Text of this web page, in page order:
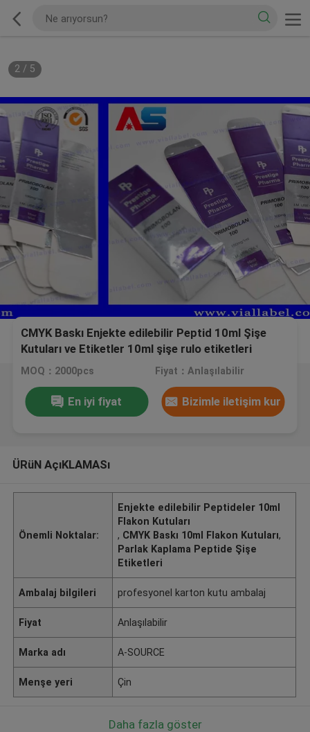
2/ 5
CMYK Baskı Enjekte edilebilir Peptid 10ml Şişe
Kutuları ve Etiketler 10ml şişe rulo etiketleri
MOQ：2000pcs Fiyat：Anlaşılabilir
En iyi fiyat Bizimle iletişim kur
ÜRüN AçıKLAMASı
Önemli Noktalar:
Enjekte edilebilir Peptideler 10ml
Flakon Kutuları
, CMYK Baskı 10ml Flakon Kutuları,
Parlak Kaplama Peptide Şişe
Etiketleri
Ambalaj bilgileri profesyonel karton kutu ambalaj
Fiyat Anlaşılabilir
Marka adı A-SOURCE
Menşe yeri Çin
Daha fazla göster